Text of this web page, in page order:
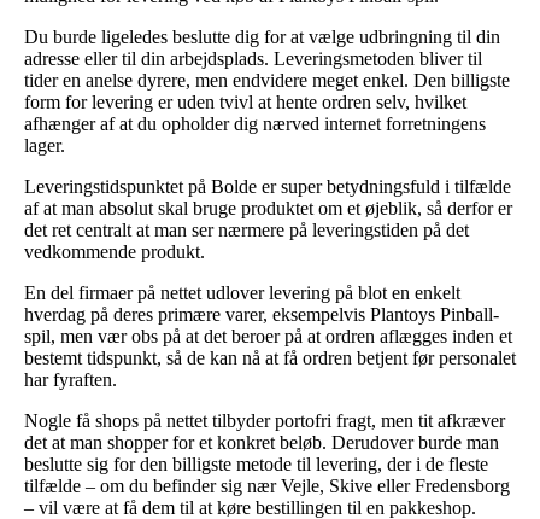
Du burde ligeledes beslutte dig for at vælge udbringning til din
adresse eller til din arbejdsplads. Leveringsmetoden bliver til
tider en anelse dyrere, men endvidere meget enkel. Den billigste
form for levering er uden tvivl at hente ordren selv, hvilket
afhænger af at du opholder dig nærved internet forretningens
lager.
Leveringstidspunktet på Bolde er super betydningsfuld i tilfælde
af at man absolut skal bruge produktet om et øjeblik, så derfor er
det ret centralt at man ser nærmere på leveringstiden på det
vedkommende produkt.
En del firmaer på nettet udlover levering på blot en enkelt
hverdag på deres primære varer, eksempelvis Plantoys Pinball-
spil, men vær obs på at det beroer på at ordren aflægges inden et
bestemt tidspunkt, så de kan nå at få ordren betjent før personalet
har fyraften.
Nogle få shops på nettet tilbyder portofri fragt, men tit afkræver
det at man shopper for et konkret beløb. Derudover burde man
beslutte sig for den billigste metode til levering, der i de fleste
tilfælde – om du befinder sig nær Vejle, Skive eller Fredensborg
– vil være at få dem til at køre bestillingen til en pakkeshop.